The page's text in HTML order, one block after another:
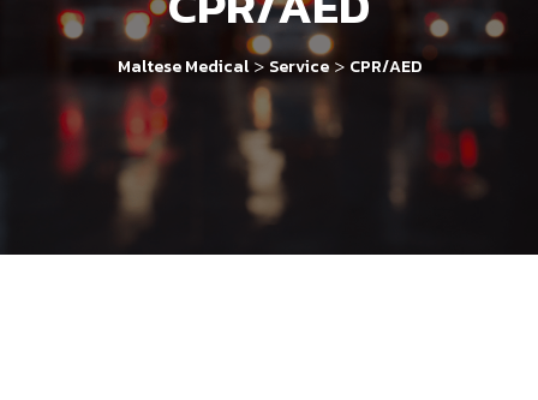
Maltese Medical> Service> CPR/AED